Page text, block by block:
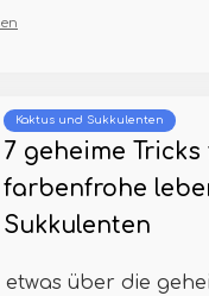
Kaktus und Sukkulenten
7 geheime
farbenfrohe
Sukkulenten
etwas über die